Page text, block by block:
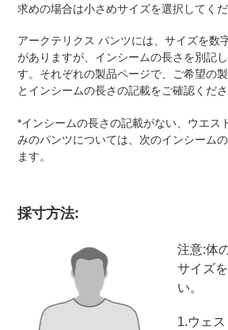
求めの場合は小さめサイズを選択してくだ
アークテリクス パンツには、サイズを数
がありますが、インシームの長さを別記
す。それぞれの製品ページで、ご希望の
とインシームの長さの記載をご確認くださ
*インシームの長さの記載がない、ウエス
みのパンツについては、次のインシーム
ます。
採寸方法:
注意:体
サイズ
い。
1.ウェ